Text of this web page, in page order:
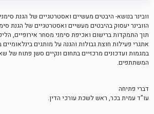
וובינר בנושא- היבטים מעשיים ואסטרטגיים של הגנת
הוובינר יעסוק בהיבטים מעשיים ואסטרטגיים של הגנת
תוך התמקדות ברישום ואכיפת סימני מסחר אירופיים,
אתגרי פעילות חוצת גבולות והגנה על מותגים בינלאומיים
במגמות ועדכונים מרכזיים בתחום ונקיים סשן פתוח של
המשתתפים.
דברי פתיחה
עו"ד עמית בכר, ראש לשכת עורכי הדין.